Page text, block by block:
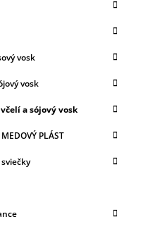
vosk
vosk
a sójový vosk
PLÁST